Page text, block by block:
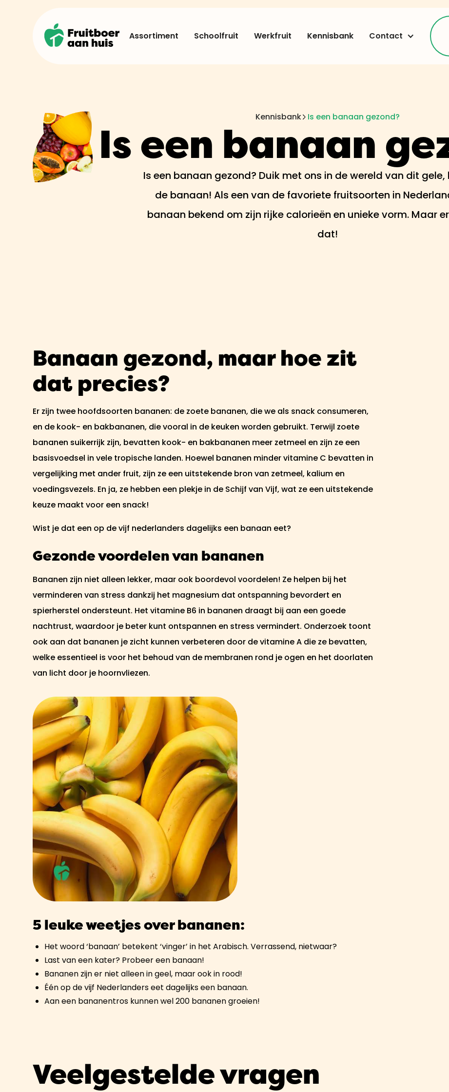
Assortiment Schoolfruit Werkfruit Kennisbank Contact
Kennisbank Is een banaan gezond?
Is een banaan
Is een banaan gezond? Duik met ons in de wereld van dit
de banaan! Als een van de favoriete fruitsoorten in
banaan bekend om zijn rijke calorieën en unieke vorm. Maar
dat!
Banaan gezond, maar hoe zit
dat precies?
Er zijn twee hoofdsoorten bananen: de zoete bananen, die we als snack consumeren,
en de kook- en bakbananen, die vooral in de keuken worden gebruikt. Terwijl zoete
bananen suikerrijk zijn, bevatten kook- en bakbananen meer zetmeel en zijn ze een
basisvoedsel in vele tropische landen. Hoewel bananen minder vitamine C bevatten in
vergelijking met ander fruit, zijn ze een uitstekende bron van zetmeel, kalium en
voedingsvezels. En ja, ze hebben een plekje in de Schijf van Vijf, wat ze een uitstekende
keuze maakt voor een snack!
Wist je dat een op de vijf nederlanders dagelijks een banaan eet?
Gezonde voordelen van bananen
Bananen zijn niet alleen lekker, maar ook boordevol voordelen! Ze helpen bij het
verminderen van stress dankzij het magnesium dat ontspanning bevordert en
spierherstel ondersteunt. Het vitamine B6 in bananen draagt bij aan een goede
nachtrust, waardoor je beter kunt ontspannen en stress vermindert. Onderzoek toont
ook aan dat bananen je zicht kunnen verbeteren door de vitamine A die ze bevatten,
welke essentieel is voor het behoud van de membranen rond je ogen en het doorlaten
van licht door je hoornvliezen.
5 leuke weetjes over bananen:
Het woord ‘banaan’ betekent ‘vinger’ in het Arabisch. Verrassend, nietwaar?
Last van een kater? Probeer een banaan!
Bananen zijn er niet alleen in geel, maar ook in rood!
Één op de vijf Nederlanders eet dagelijks een banaan.
Aan een bananentros kunnen wel 200 bananen groeien!
Veelgestelde vragen